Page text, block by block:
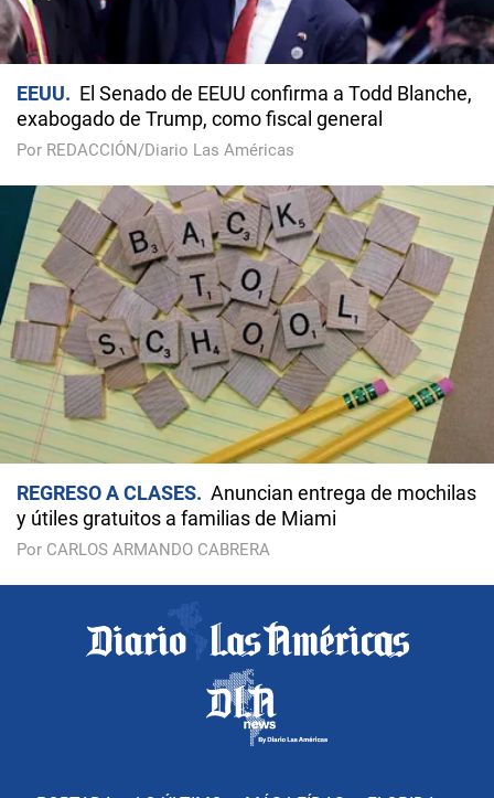
EEUU
El Senado de EEUU confirma a Todd Blanche,
exabogado de Trump, como fiscal general
Por REDACCIÓN/Diario Las Américas
REGRESO A CLASES
Anuncian entrega de mochilas
y útiles gratuitos a familias de Miami
Por CARLOS ARMANDO CABRERA